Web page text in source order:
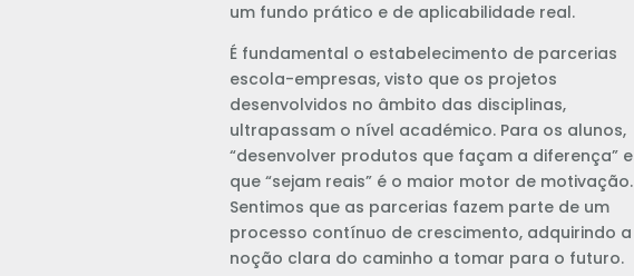
um fundo prático e de aplicabilidade real.
É fundamental o estabelecimento de parcerias
escola-empresas, visto que os projetos
desenvolvidos no âmbito das disciplinas,
ultrapassam o nível académico. Para os alunos,
“desenvolver produtos que façam a diferença” e
que “sejam reais” é o maior motor de motivação.
Sentimos que as parcerias fazem parte de um
processo contínuo de crescimento, adquirindo a
noção clara do caminho a tomar para o futuro.